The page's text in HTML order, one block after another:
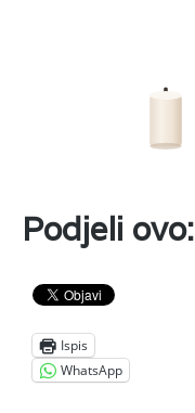
Podjeli ovo:
Ispis
WhatsApp